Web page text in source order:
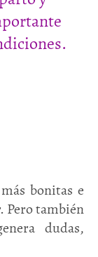
bonitas e
Pero también
dudas,